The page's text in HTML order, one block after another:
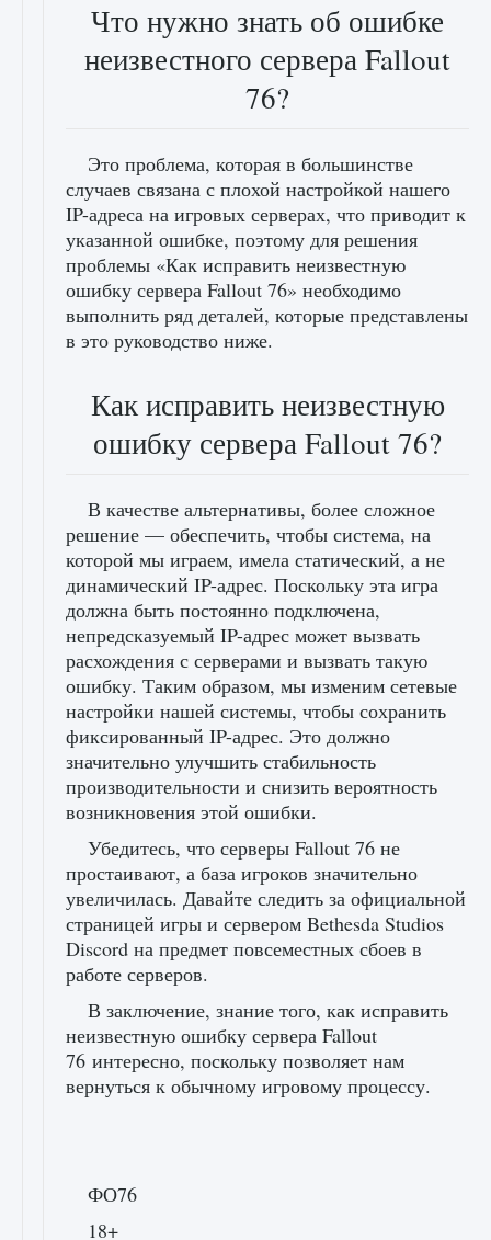
Что нужно знать об ошибке
неизвестного сервера Fallout
76?
Это проблема, которая в большинстве
случаев связана с плохой настройкой нашего
IP-адреса на игровых серверах, что приводит к
указанной ошибке, поэтому для решения
проблемы «Как исправить неизвестную
ошибку сервера Fallout 76» необходимо
выполнить ряд деталей, которые представлены
в это руководство ниже.
Как исправить неизвестную
ошибку сервера Fallout 76?
В качестве альтернативы, более сложное
решение — обеспечить, чтобы система, на
которой мы играем, имела статический, а не
динамический IP-адрес. Поскольку эта игра
должна быть постоянно подключена,
непредсказуемый IP-адрес может вызвать
расхождения с серверами и вызвать такую ​​
ошибку. Таким образом, мы изменим сетевые
настройки нашей системы, чтобы сохранить
фиксированный IP-адрес. Это должно
значительно улучшить стабильность
производительности и снизить вероятность
возникновения этой ошибки.
Убедитесь, что серверы Fallout 76 не
простаивают, а база игроков значительно
увеличилась. Давайте следить за официальной
страницей игры и сервером Bethesda Studios
Discord на предмет повсеместных сбоев в
работе серверов.
В заключение, знание того, как исправить
неизвестную ошибку сервера Fallout
76 интересно, поскольку позволяет нам
вернуться к обычному игровому процессу.
ФО76
18+